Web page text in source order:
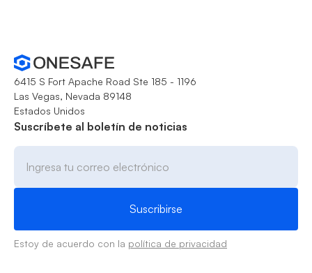
6415 S Fort Apache Road Ste 185 - 1196
Las Vegas, Nevada 89148
Estados Unidos
Suscríbete al boletín de noticias
Estoy de acuerdo con la política de privacidad